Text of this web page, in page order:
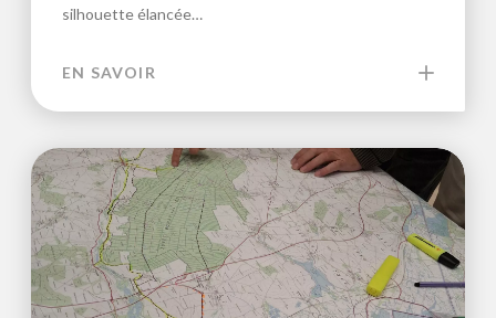
silhouette élancée…
EN SAVOIR